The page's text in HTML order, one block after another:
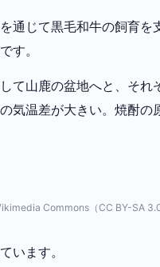
通じて黒毛和牛の飼育を
す。
て山鹿の盆地へと、それ
気温差が大きい。焼酎の
Commons（CC BY-SA 3.0
います。